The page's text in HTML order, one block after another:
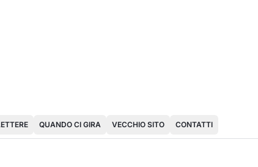
QUANDO CI GIRA VECCHIO SITO CONTATTI